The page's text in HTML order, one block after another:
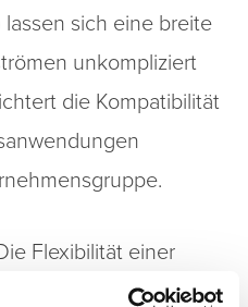
lassen sich eine breite
unkompliziert
die Kompatibilität
Flexibilität einer
von technologischen